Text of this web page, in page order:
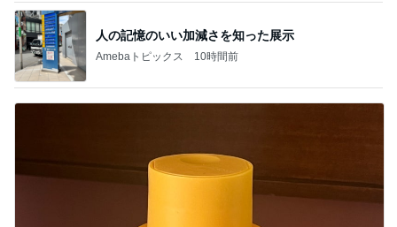
人の記憶のいい加減さを知った展示
Amebaトピックス 10時間前